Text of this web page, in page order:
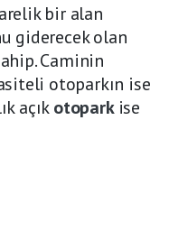
bir alan
giderecek olan
Caminin
otoparkın ise
açıkotopark ise